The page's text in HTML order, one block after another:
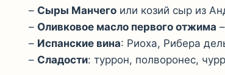
– Сыры Манчего или козий сыр из
– Оливковое масло первого отжима
– Испанские вина: Риоха, Рибера
– Сладости: туррон, полворонес,